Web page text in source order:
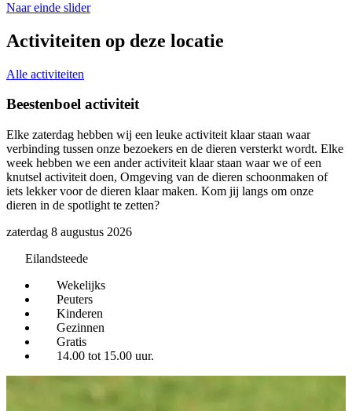
Naar einde slider
Activiteiten op deze locatie
Alle activiteiten
Beestenboel activiteit
Elke zaterdag hebben wij een leuke activiteit klaar staan waar
verbinding tussen onze bezoekers en de dieren versterkt wordt. Elke
week hebben we een ander activiteit klaar staan waar we of een
knutsel activiteit doen, Omgeving van de dieren schoonmaken of
iets lekker voor de dieren klaar maken. Kom jij langs om onze
dieren in de spotlight te zetten?
zaterdag 8 augustus 2026
Eilandsteede
Wekelijks
Peuters
Kinderen
Gezinnen
Gratis
14.00 tot 15.00 uur.